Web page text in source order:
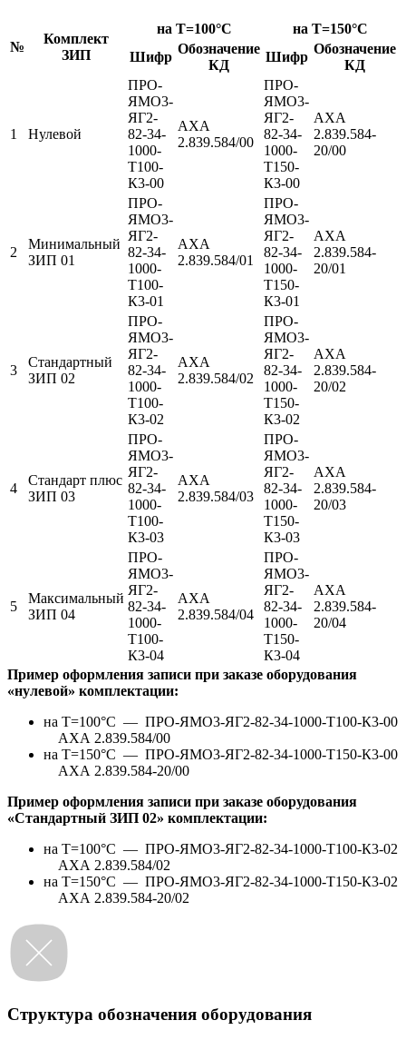
№
Комплект
ЗИП
на T=100°C
на T=150°C
Шифр
Обозначение
КД
Шифр
Обозначение
КД
1 Нулевой
ПРО-
ЯМО3-
ЯГ2-
82-34-
1000-
Т100-
К3-00
АХА
2.839.584/00
ПРО-
ЯМО3-
ЯГ2-
82-34-
1000-
Т150-
К3-00
АХА
2.839.584-
20/00
2
Минимальный
ЗИП 01
ПРО-
ЯМО3-
ЯГ2-
82-34-
1000-
Т100-
К3-01
АХА
2.839.584/01
ПРО-
ЯМО3-
ЯГ2-
82-34-
1000-
Т150-
К3-01
АХА
2.839.584-
20/01
3
Стандартный
ЗИП 02
ПРО-
ЯМО3-
ЯГ2-
82-34-
1000-
Т100-
К3-02
АХА
2.839.584/02
ПРО-
ЯМО3-
ЯГ2-
82-34-
1000-
Т150-
К3-02
АХА
2.839.584-
20/02
4
Стандарт плюс
ЗИП 03
ПРО-
ЯМО3-
ЯГ2-
82-34-
1000-
Т100-
К3-03
АХА
2.839.584/03
ПРО-
ЯМО3-
ЯГ2-
82-34-
1000-
Т150-
К3-03
АХА
2.839.584-
20/03
5
Максимальный
ЗИП 04
ПРО-
ЯМО3-
ЯГ2-
82-34-
1000-
Т100-
К3-04
АХА
2.839.584/04
ПРО-
ЯМО3-
ЯГ2-
82-34-
1000-
Т150-
К3-04
АХА
2.839.584-
20/04
Пример оформления записи при заказе оборудования
«нулевой» комплектации:
на Т=100°С — ПРО-ЯМО3-ЯГ2-82-34-1000-Т100-К3-00
АХА 2.839.584/00
на Т=150°С — ПРО-ЯМО3-ЯГ2-82-34-1000-Т150-К3-00
АХА 2.839.584-20/00
Пример оформления записи при заказе оборудования
«Стандартный ЗИП 02» комплектации:
на Т=100°С — ПРО-ЯМО3-ЯГ2-82-34-1000-Т100-К3-02
АХА 2.839.584/02
на Т=150°С — ПРО-ЯМО3-ЯГ2-82-34-1000-Т150-К3-02
АХА 2.839.584-20/02
Структура обозначения оборудования